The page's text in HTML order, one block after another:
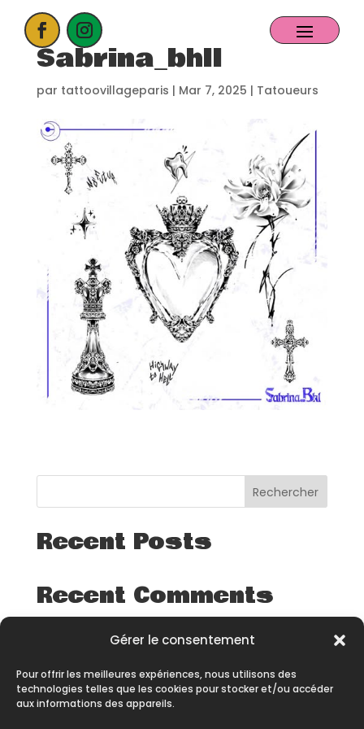
Gérer le consentement
Pour offrir les meilleures expériences, nous utilisons des
technologies telles que les cookies pour stocker et/ou accéder
aux informations des appareils.
ACCUEIL
PROCHAIN EVENT
CANDIDATER
NOS EXPOSANTS
CONTACT
PARTENAIRES
Sabrina_bhll
par tattoovillageparis | Mar 7, 2025 | Tatoueurs
Rechercher
Recent Posts
Recent Comments